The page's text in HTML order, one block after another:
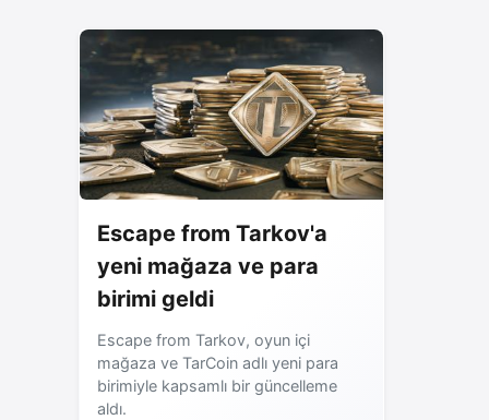
Escape from Tarkov'a
yeni mağaza ve para
birimi geldi
Escape from Tarkov, oyun içi
mağaza ve TarCoin adlı yeni para
birimiyle kapsamlı bir güncelleme
aldı.